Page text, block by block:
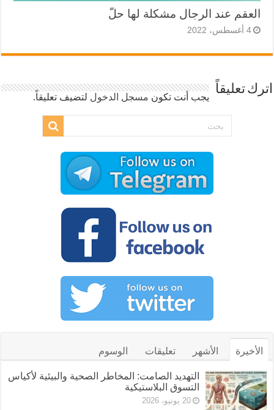
العقم عند الرجال مشكلة لها حلّ
4 أغسطس، 2022
اترك تعليقاً
يجب أنت تكون مسجل الدخول لتضيف تعليقاً.
الأخيرة الأشهر تعليقات الوسوم
التهديد الصامت: المخاطر الصحية والبيئية لأكياس
التسوق البلاستيكية
20 يونيو، 2026